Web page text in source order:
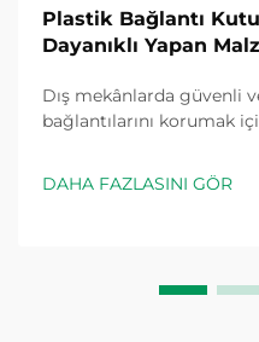
Plastik Bağlantı
Dayanıklı Yapan
Dış mekânlarda güvenli
bağlantılarını korumak
tasarlanmış bir plastik
sıcaklıklara, nem girişine,
DAHA FAZLASINI GÖR